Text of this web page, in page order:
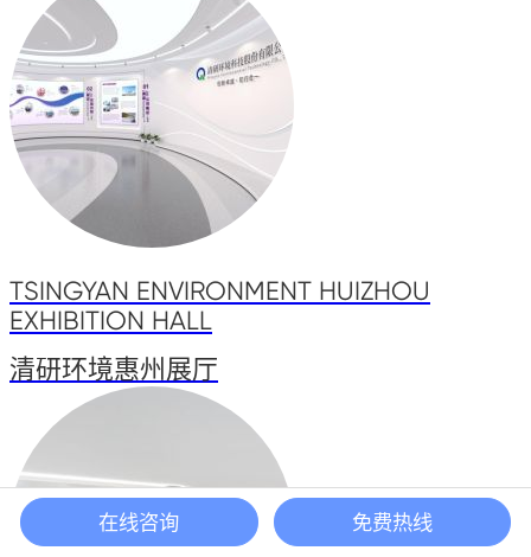
TSINGYAN ENVIRONMENT HUIZHOU
EXHIBITION HALL
清研环境惠州展厅
在线咨询 免费热线